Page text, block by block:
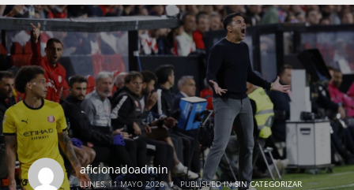
aficionadoadmin
LUNES, 11 MAYO 2026 / PUBLISHED INSIN CATEGORIZAR